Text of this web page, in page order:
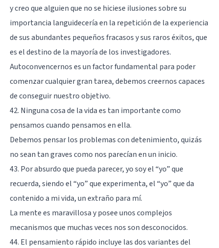
y creo que alguien que no se hiciese ilusiones sobre su
importancia languidecería en la repetición de la experiencia
de sus abundantes pequeños fracasos y sus raros éxitos, que
es el destino de la mayoría de los investigadores.
Autoconvencernos es un factor fundamental para poder
comenzar cualquier gran tarea, debemos creernos capaces
de conseguir nuestro objetivo.
42. Ninguna cosa de la vida es tan importante como
pensamos cuando pensamos en ella.
Debemos pensar los problemas con detenimiento, quizás
no sean tan graves como nos parecían en un inicio.
43. Por absurdo que pueda parecer, yo soy el “yo” que
recuerda, siendo el “yo” que experimenta, el “yo” que da
contenido a mi vida, un extraño para mí.
La mente es maravillosa y posee unos complejos
mecanismos que muchas veces nos son desconocidos.
44. El pensamiento rápido incluye las dos variantes del